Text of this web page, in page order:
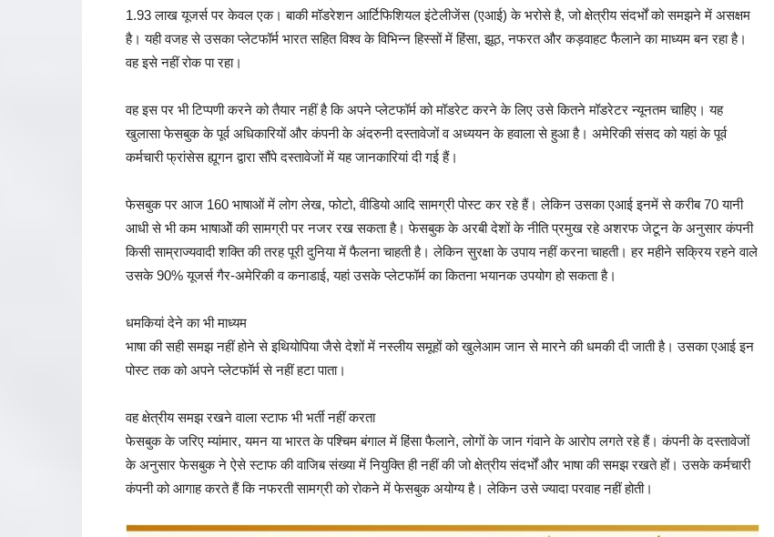
1.93 लाख यूजर्स पर केवल एक। बाकी मॉडरेशन आर्टिफिशियल इंटेलीजेंस (एआई) के भरोसे है, जो क्षेत्रीय संदर्भों को समझने में असक्षम
है। यही वजह से उसका प्लेटफॉर्म भारत सहित विश्व के विभिन्न हिस्सों में हिंसा, झूठ, नफरत और कड़वाहट फैलाने का माध्यम बन रहा है।
वह इसे नहीं रोक पा रहा।
वह इस पर भी टिप्पणी करने को तैयार नहीं है कि अपने प्लेटफॉर्म को मॉडरेट करने के लिए उसे कितने मॉडरेटर न्यूनतम चाहिए। यह
खुलासा फेसबुक के पूर्व अधिकारियों और कंपनी के अंदरुनी दस्तावेजों व अध्ययन के हवाला से हुआ है। अमेरिकी संसद को यहां के पूर्व
कर्मचारी फ्रांसेस ह्यूगन द्वारा सौंपे दस्तावेजों में यह जानकारियां दी गई हैं।
फेसबुक पर आज 160 भाषाओं में लोग लेख, फोटो, वीडियो आदि सामग्री पोस्ट कर रहे हैं। लेकिन उसका एआई इनमें से करीब 70 यानी
आधी से भी कम भाषाओें की सामग्री पर नजर रख सकता है। फेसबुक के अरबी देशों के नीति प्रमुख रहे अशरफ जेटून के अनुसार कंपनी
किसी साम्राज्यवादी शक्ति की तरह पूरी दुनिया में फैलना चाहती है। लेकिन सुरक्षा के उपाय नहीं करना चाहती। हर महीने सक्रिय रहने वाले
उसके 90% यूजर्स गैर-अमेरिकी व कनाडाई, यहां उसके प्लेटफॉर्म का कितना भयानक उपयोग हो सकता है।
धमकियां देने का भी माध्यम
भाषा की सही समझ नहीं होने से इथियोपिया जैसे देशों में नस्लीय समूहों को खुलेआम जान से मारने की धमकी दी जाती है। उसका एआई इन
पोस्ट तक को अपने प्लेटफॉर्म से नहीं हटा पाता।
वह क्षेत्रीय समझ रखने वाला स्टाफ भी भर्ती नहीं करता
फेसबुक के जरिए म्यांमार, यमन या भारत के पश्चिम बंगाल में हिंसा फैलाने, लोगों के जान गंवाने के आरोप लगते रहे हैं। कंपनी के दस्तावेजों
के अनुसार फेसबुक ने ऐसे स्टाफ की वाजिब संख्या में नियुक्ति ही नहीं की जो क्षेत्रीय संदर्भों और भाषा की समझ रखते हों। उसके कर्मचारी
कंपनी को आगाह करते हैं कि नफरती सामग्री को रोकने में फेसबुक अयोग्य है। लेकिन उसे ज्यादा परवाह नहीं होती।